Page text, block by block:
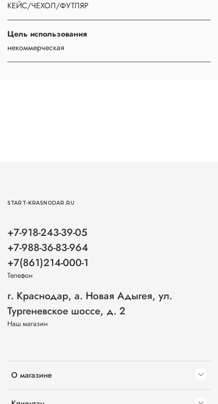
КЕЙС/ЧЕХОЛ/ФУТЛЯР
Цель использования
некоммерческая
О магазине
START-KRASNODAR.RU
+7-918-243-39-05
+7-988-36-83-964
+7(861)214-000-1
Телефон
г. Краснодар, а. Новая Адыгея, ул.
Тургеневское шоссе, д. 2
Наш магазин